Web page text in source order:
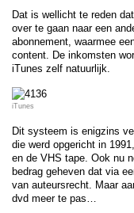
Dat is wellicht te reden
over te gaan naar een
abonnement, waarmee
content. De inkomsten
iTunes zelf natuurlijk.
iTunes
Dit systeem is enigzins
die werd opgericht in
en de VHS tape. Ook nu
bedrag geheven dat via
van auteursrecht. Maar
dvd meer te pas…